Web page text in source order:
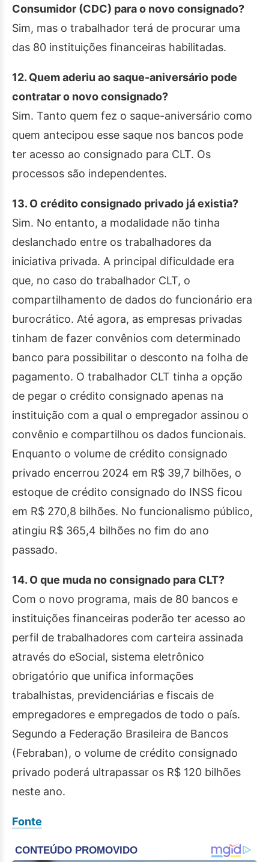
Consumidor (CDC) para o novo consignado?
Sim, mas o trabalhador terá de procurar uma
das 80 instituições financeiras habilitadas.
12. Quem aderiu ao saque-aniversário pode
contratar o novo consignado?
Sim. Tanto quem fez o saque-aniversário como
quem antecipou esse saque nos bancos pode
ter acesso ao consignado para CLT. Os
processos são independentes.
13. O crédito consignado privado já existia?
Sim. No entanto, a modalidade não tinha
deslanchado entre os trabalhadores da
iniciativa privada. A principal dificuldade era
que, no caso do trabalhador CLT, o
compartilhamento de dados do funcionário era
burocrático. Até agora, as empresas privadas
tinham de fazer convênios com determinado
banco para possibilitar o desconto na folha de
pagamento. O trabalhador CLT tinha a opção
de pegar o crédito consignado apenas na
instituição com a qual o empregador assinou o
convênio e compartilhou os dados funcionais.
Enquanto o volume de crédito consignado
privado encerrou 2024 em R$ 39,7 bilhões, o
estoque de crédito consignado do INSS ficou
em R$ 270,8 bilhões. No funcionalismo público,
atingiu R$ 365,4 bilhões no fim do ano
passado.
14. O que muda no consignado para CLT?
Com o novo programa, mais de 80 bancos e
instituições financeiras poderão ter acesso ao
perfil de trabalhadores com carteira assinada
através do eSocial, sistema eletrônico
obrigatório que unifica informações
trabalhistas, previdenciárias e fiscais de
empregadores e empregados de todo o país.
Segundo a Federação Brasileira de Bancos
(Febraban), o volume de crédito consignado
privado poderá ultrapassar os R$ 120 bilhões
neste ano.
Fonte